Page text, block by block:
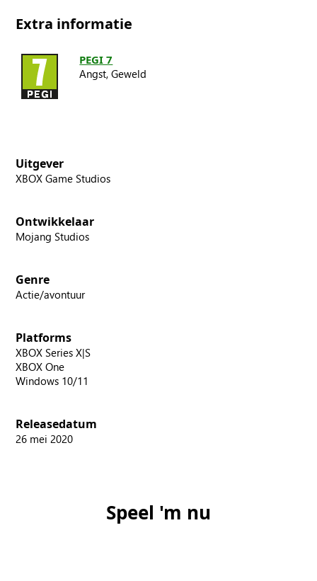
Extra informatie
PEGI 7
Angst, Geweld
Uitgever
XBOX Game Studios
Ontwikkelaar
Mojang Studios
Genre
Actie/avontuur
Platforms
XBOX Series X|S
XBOX One
Windows 10/11
Releasedatum
26 mei 2020
Speel 'm nu